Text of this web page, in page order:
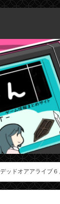
デッドオアアライブ